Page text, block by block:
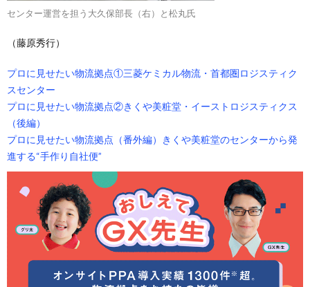
センター運営を担う大久保部長（右）と松丸氏
（藤原秀行）
プロに見せたい物流拠点①三菱ケミカル物流・首都圏ロジスティク
スセンター
プロに見せたい物流拠点②きくや美粧堂・イーストロジスティクス
（後編）
プロに見せたい物流拠点（番外編）きくや美粧堂のセンターから発
進する“手作り自社便”